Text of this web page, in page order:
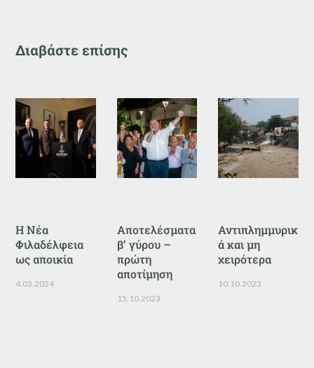
Διαβάστε επίσης
Η Νέα
Φιλαδέλφεια
ως αποικία
4.03.2024
Αποτελέσματα
β’ γύρου –
πρώτη
αποτίμηση
15.10.2023
Αντιπλημμυρικ
ά και μη
χειρότερα
10.10.2023